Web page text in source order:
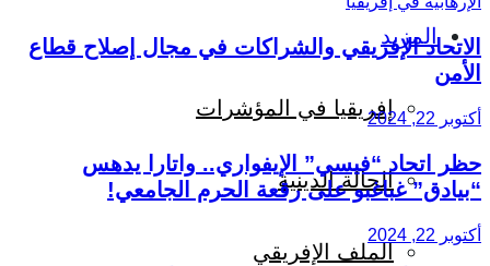
المزيد
إفريقيا في المؤشرات
الحالة الدينية
الملف الإفريقي
الاتحاد الإفريقي والشراكات في مجال إصلاح قطاع
الأمن
أكتوبر 22, 2024
حظر اتحاد “فيسي” الإيفواري.. واتارا يدهس
“بيادق” غباغبو على رقعة الحرم الجامعي!
أكتوبر 22, 2024